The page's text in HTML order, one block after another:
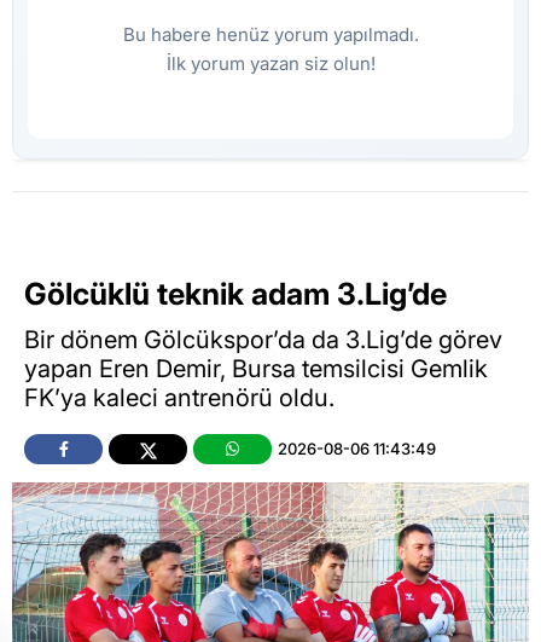
Bu habere henüz yorum yapılmadı.
İlk yorum yazan siz olun!
Gölcüklü teknik adam 3.Lig’de
Bir dönem Gölcükspor’da da 3.Lig’de görev
yapan Eren Demir, Bursa temsilcisi Gemlik
FK’ya kaleci antrenörü oldu.
2026-08-06 11:43:49